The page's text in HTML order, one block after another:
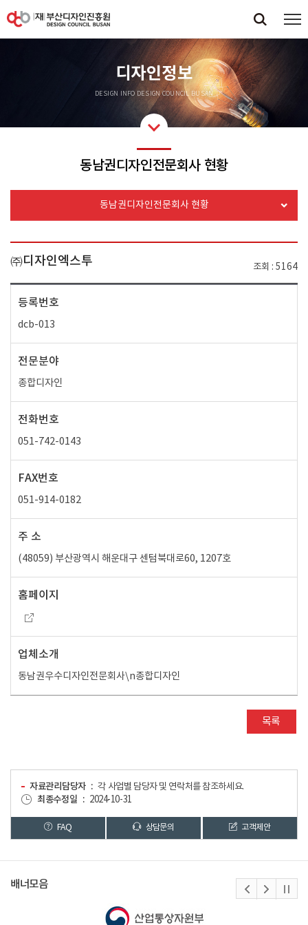
디자인정보
DESIGN INFO DESIGN COUNCIL BUSAN
동남권디자인전문회사 현황
동남권디자인전문회사 현황
㈜디자인엑스투 조회 5164
등록번호
dcb-013
전문분야
종합디자인
전화번호
051-742-0143
FAX번호
051-914-0182
주 소
(48059) 부산광역시 해운대구 센텀북대로60, 1207호
홈페이지
업체소개
동남권우수디자인전문회사\n종합디자인
목록
자료관리담당자
각 사업별 담당자 및 연락처를 참조하세요.
최종수정일
2024-10-31
FAQ 상담문의 고객제안
배너모음